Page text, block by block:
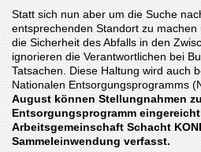
Statt sich nun aber um die Suche
entsprechenden Standort zu
die Sicherheit des Abfalls in den
ignorieren die Verantwortlichen bei
Tatsachen. Diese Haltung wird auch
Nationalen Entsorgungsprogramms
August können Stellungnahmen
Entsorgungsprogramm
Arbeitsgemeinschaft Schacht
Sammeleinwendung verfasst.